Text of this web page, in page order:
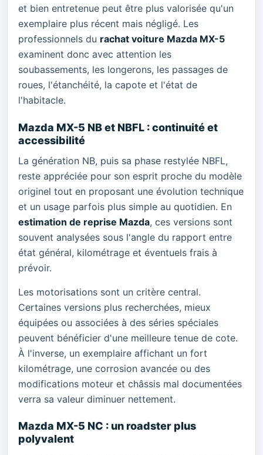
et bien entretenue peut être plus valorisée qu'un
exemplaire plus récent mais négligé. Les
professionnels du rachat voiture Mazda MX-5
examinent donc avec attention les
soubassements, les longerons, les passages de
roues, l'étanchéité, la capote et l'état de
l'habitacle.
Mazda MX-5 NB et NBFL : continuité et
accessibilité
La génération NB, puis sa phase restylée NBFL,
reste appréciée pour son esprit proche du modèle
originel tout en proposant une évolution technique
et un usage parfois plus simple au quotidien. En
estimation de reprise Mazda, ces versions sont
souvent analysées sous l'angle du rapport entre
état général, kilométrage et éventuels frais à
prévoir.
Les motorisations sont un critère central.
Certaines versions plus recherchées, mieux
équipées ou associées à des séries spéciales
peuvent bénéficier d'une meilleure tenue de cote.
À l'inverse, un exemplaire affichant un fort
kilométrage, une corrosion avancée ou des
modifications moteur et châssis mal documentées
verra sa valeur diminuer nettement.
Mazda MX-5 NC : un roadster plus
polyvalent